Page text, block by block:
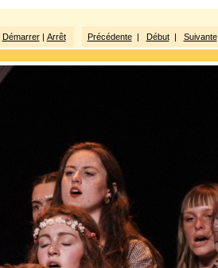
Démarrer| Arrêt Précédente| Début| Suivante